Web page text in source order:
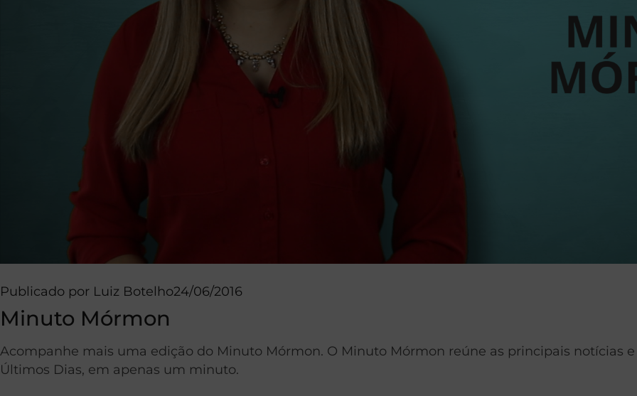
Publicado por Luiz Botelho24/06/2016
Minuto Mórmon
Acompanhe mais uma edição do Minuto Mórmon. O Minuto Mórmon reúne as principais notícias e
Últimos Dias, em apenas um minuto.